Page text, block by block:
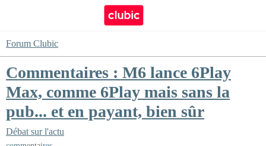
Forum Clubic
Commentaires : M6 lance 6Play
Max, comme 6Play mais sans la
pub... et en payant, bien sûr
Débat sur l'actu